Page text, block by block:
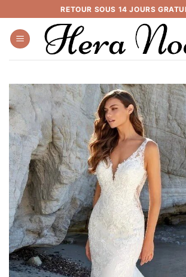
au
contenu
RETOUR SOUS 14 JOURS